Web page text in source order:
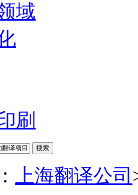
域
刷
上海翻译公司